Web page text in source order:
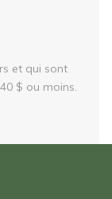
et qui sont
$ ou moins.